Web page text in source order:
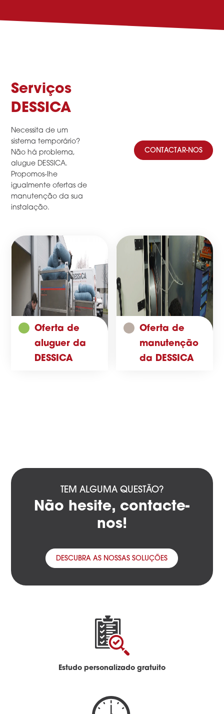
Serviços
DESSICA
Necessita de um
sistema temporário?
Não há problema,
alugue DESSICA.
Propomos-lhe
igualmente ofertas de
manutenção da sua
instalação.
CONTACTAR-NOS
Oferta de
aluguer da
DESSICA
Oferta de
manutenção
da DESSICA
TEM ALGUMA QUESTÃO?
Não hesite, contacte-
nos!
DESCUBRA AS NOSSAS SOLUÇÕES
Estudo personalizado gratuito